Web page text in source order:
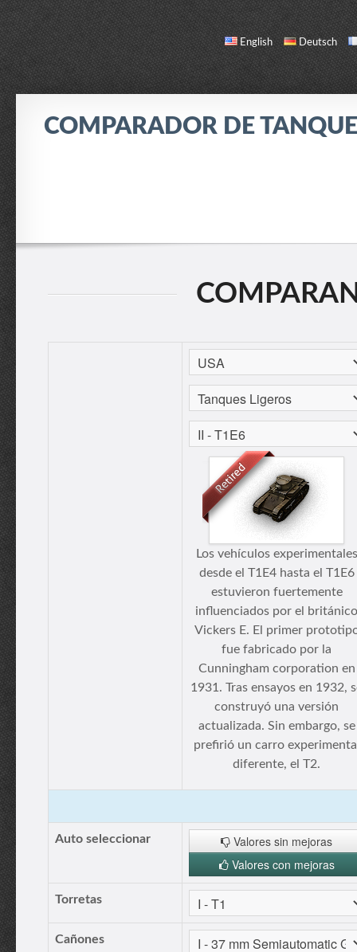
English Deutsch
COMPARADOR DE
ACERCA DE / CONTACTO
Los vehículos experimentales
desde el T1E4 hasta el T1E6
estuvieron fuertemente
influenciados por el británico
Vickers E. El primer
fue fabricado por la
Cunningham corporation en
1931. Tras ensayos en 1932,
construyó una versión
actualizada. Sin embargo, se
prefirió un carro
diferente, el T2.
Auto seleccionar
Valores sin mejoras
Valores con mejoras
Torretas
Cañones